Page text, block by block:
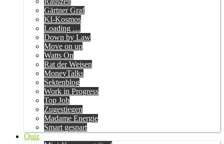
Gärtner Graf
KI-Kosmos
Loading …
Down by Law
Move on up
Watts On
Rat der Weisen
MoneyTalks
Sektenblog
Work in Progress
Top Job
Zugestiegen
Madame Energie
Smart gespart
Quiz